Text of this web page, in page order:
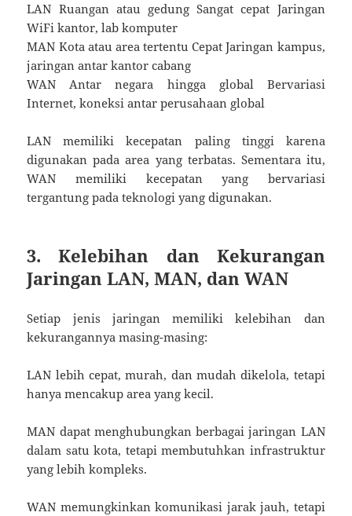
LAN Ruangan atau gedung Sangat cepat Jaringan
WiFi kantor, lab komputer
MAN Kota atau area tertentu Cepat Jaringan kampus,
jaringan antar kantor cabang
WAN Antar negara hingga global Bervariasi
Internet, koneksi antar perusahaan global
LAN memiliki kecepatan paling tinggi karena
digunakan pada area yang terbatas. Sementara itu,
WAN memiliki kecepatan yang bervariasi
tergantung pada teknologi yang digunakan.
3. Kelebihan dan Kekurangan
Jaringan LAN, MAN, dan WAN
Setiap jenis jaringan memiliki kelebihan dan
kekurangannya masing-masing:
LAN lebih cepat, murah, dan mudah dikelola, tetapi
hanya mencakup area yang kecil.
MAN dapat menghubungkan berbagai jaringan LAN
dalam satu kota, tetapi membutuhkan infrastruktur
yang lebih kompleks.
WAN memungkinkan komunikasi jarak jauh, tetapi